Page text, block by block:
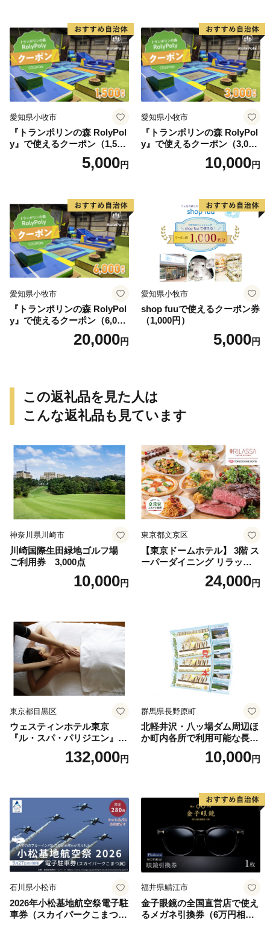
愛知県小牧市
『トランポリンの森 RolyPol
y』で使えるクーポン（1,500
5,000円
愛知県小牧市
『トランポリンの森 RolyPol
y』で使えるクーポン（3,000
10,000円
愛知県小牧市
『トランポリンの森 RolyPol
y』で使えるクーポン（6,000
20,000円
愛知県小牧市
shop fuuで使えるクーポン券
（1,000円）
5,000円
この返礼品を見た人は
こんな返礼品も見ています
神奈川県川崎市
川崎国際生田緑地ゴルフ場
ご利用券 3,000点
10,000円
東京都文京区
【東京ドームホテル】 3階 ス
ーパーダイニング リラッサ
ランチブッフェ お食事券 大
人1名様分 関東 東京 ご利用
24,000円
東京都目黒区
ウェスティンホテル東京
『ル・スパ・パリジエン』選
べるボディセラピー90分/1名
132,000円
群馬県長野原町
北軽井沢・八ッ場ダム周辺ほ
か町内各所で利用可能な長野
原町ふるさと感謝券（3,000
円分）【トラベル 観光 旅行
10,000円
石川県小松市
2026年小松基地航空祭電子駐
車券（スカイパークこまつ
福井県鯖江市
金子眼鏡の全国直営店で使え
るメガネ引換券（6万円相